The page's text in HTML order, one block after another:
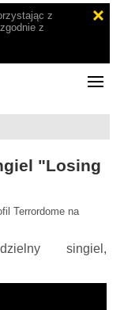
z
z
"Losing
Terrordome na
singiel,